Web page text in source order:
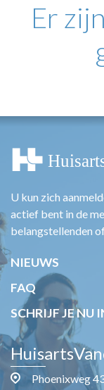
NHG
LHV
Er
U kun zich
actief bent in de
belangstellenden
NIEUWS
FAQ
SCHRIJF JE NU
Phoenixweg